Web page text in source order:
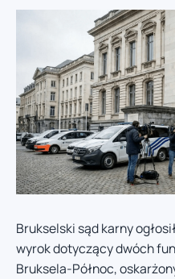
Brukselski sąd karny
wyrok dotyczący dwóch
Bruksela-Północ,